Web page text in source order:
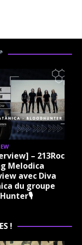
– 213Rock
Melodica
avec Diva
du groupe
!